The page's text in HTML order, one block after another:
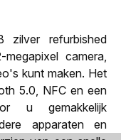
zilver refurbished
camera,
kunt maken. Het
5.0, NFC en een
u gemakkelijk
apparaten en